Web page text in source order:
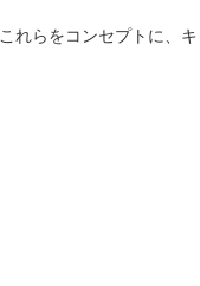
これらをコンセプトに、